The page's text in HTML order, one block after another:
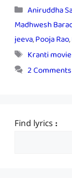
Categories
Aniruddha
Madhwesh
jeeva,Pooja Rao,
Tags
Kranti
2 Comments
Find lyrics :